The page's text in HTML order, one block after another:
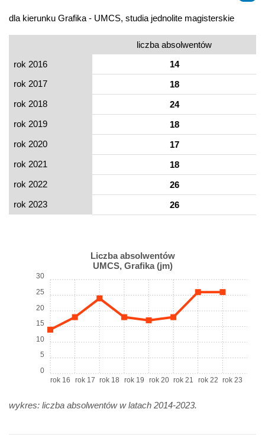
dla kierunku Grafika - UMCS, studia jednolite magisterskie
liczba absolwentów
rok 2016
14
rok 2017
18
rok 2018
24
rok 2019
18
rok 2020
17
rok 2021
18
rok 2022
26
rok 2023
26
Liczba absolwentów
UMCS, Grafika (jm)
rok 16 rok 17 rok 18 rok 19 rok 20 rok 21 rok 22 rok 23
0
5
10
15
20
25
30
wykres: liczba absolwentów w latach 2014-2023.